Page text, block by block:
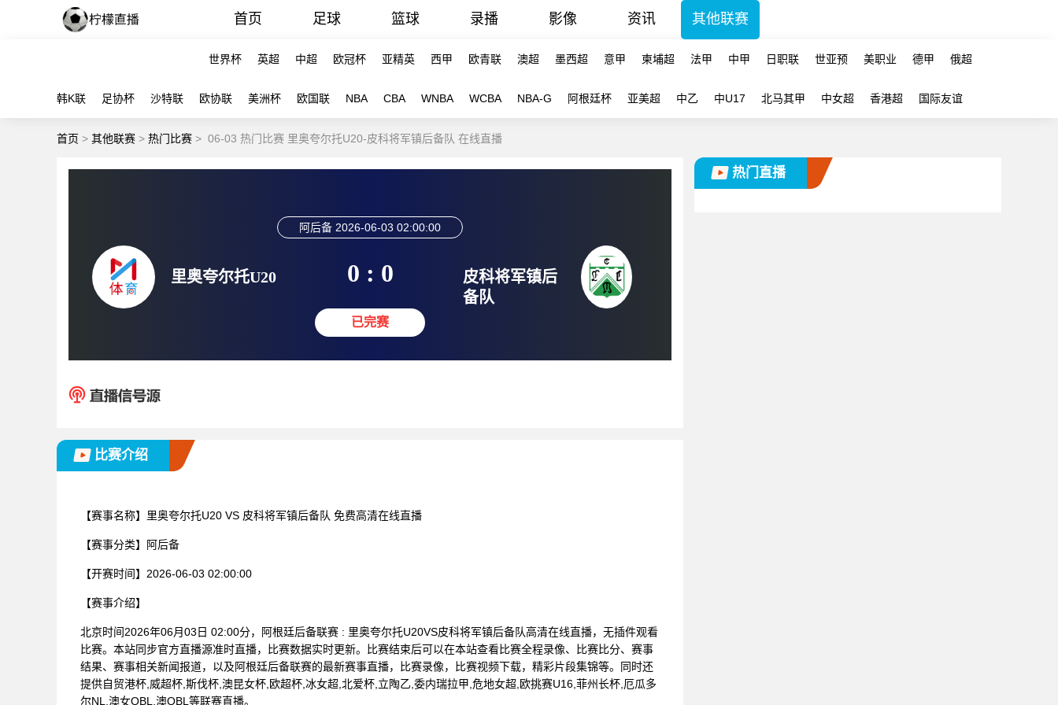
首页 足球 篮球 录播 影像 资讯 其他联赛
世界杯 英超 中超 欧冠杯 亚精英 西甲 欧青联 澳超 墨西超 意甲 柬埔超 法甲 中甲 日职联 世亚预 美职业 德甲 俄超
韩K联 足协杯 沙特联 欧协联 美洲杯 欧国联 NBA CBA WNBA WCBA NBA-G 阿根廷杯 亚美超 中乙 中U17 北马其甲 中女超 香港超 国际友谊
首页 > 其他联赛 > 热门比赛 > 06-03 热门比赛 里奥夸尔托U20-皮科将军镇后备队 在线直播
里奥夸尔托U20
阿后备 2026-06-03 02:00:00
0 : 0
已完赛
皮科将军镇后
备队
比赛介绍
【赛事名称】 里奥夸尔托U20 VS 皮科将军镇后备队 免费高清在线直播
【赛事分类】 阿后备
【开赛时间】 2026-06-03 02:00:00
【赛事介绍】
北京时间2026年06月03日 02:00分，阿根廷后备联赛 : 里奥夸尔托U20VS皮科将军镇后备队高清在线直播，无插件观看
比赛。本站同步官方直播源准时直播，比赛数据实时更新。比赛结束后可以在本站查看比赛全程录像、比赛比分、赛事
结果、赛事相关新闻报道，以及阿根廷后备联赛的最新赛事直播，比赛录像，比赛视频下载，精彩片段集锦等。同时还
提供自贸港杯,威超杯,斯伐杯,澳昆女杯,欧超杯,冰女超,北爱杯,立陶乙,委内瑞拉甲,危地女超,欧挑赛U16,菲州长杯,厄瓜多
尔NL,澳女QBL,澳QBL等联赛直播。
热门直播